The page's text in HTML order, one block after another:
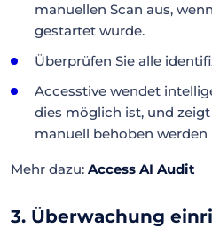
manuellen Scan aus,
gestartet wurde.
Überprüfen Sie alle
Accesstive wendet
dies möglich ist, und
manuell behoben werden
Mehr dazu: Access AI Audit
3. Überwachung